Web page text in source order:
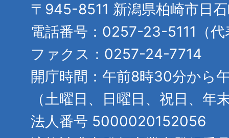
〒945-8511 新潟県柏崎市日
電話番号：0257-23-5111（代
ファクス：0257-24-7714
開庁時間：午前8時30分から
（土曜日、日曜日、祝日、年
法人番号 5000020152056